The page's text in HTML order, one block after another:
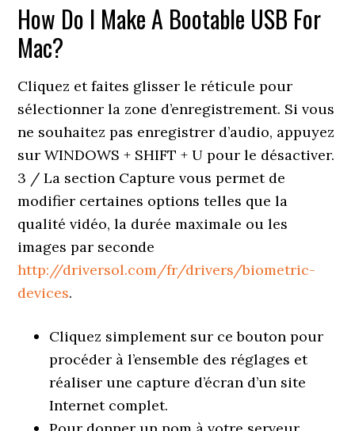
How Do I Make A Bootable USB For
Mac?
Cliquez et faites glisser le réticule pour
sélectionner la zone d’enregistrement. Si vous
ne souhaitez pas enregistrer d’audio, appuyez
sur WINDOWS + SHIFT + U pour le désactiver.
3 / La section Capture vous permet de
modifier certaines options telles que la
qualité vidéo, la durée maximale ou les
images par seconde
http://driversol.com/fr/drivers/biometric-
devices.
Cliquez simplement sur ce bouton pour
procéder à l’ensemble des réglages et
réaliser une capture d’écran d’un site
Internet complet.